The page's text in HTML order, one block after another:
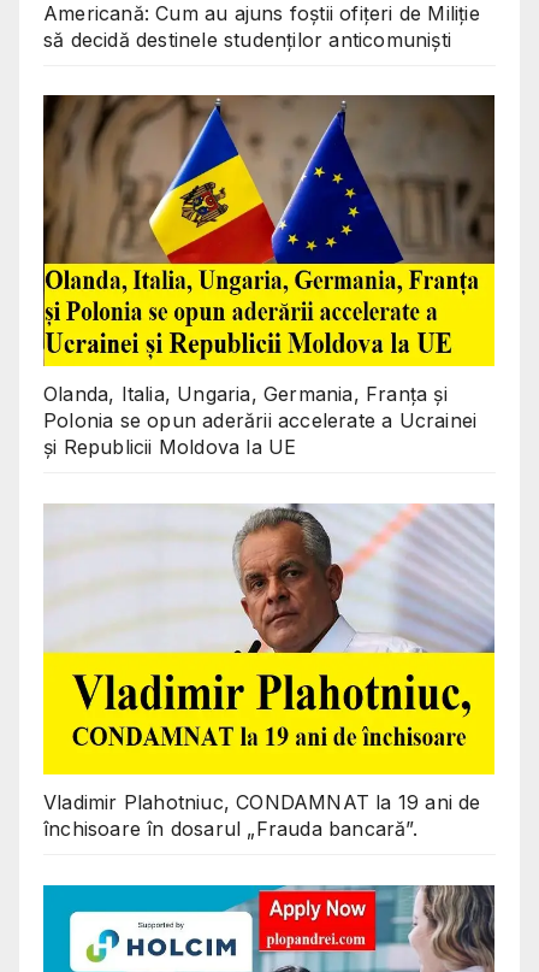
Americană: Cum au ajuns foștii ofițeri de Miliție
să decidă destinele studenților anticomuniști
Olanda, Italia, Ungaria, Germania, Franța și
Polonia se opun aderării accelerate a Ucrainei
și Republicii Moldova la UE
Vladimir Plahotniuc, CONDAMNAT la 19 ani de
închisoare în dosarul „Frauda bancară”.